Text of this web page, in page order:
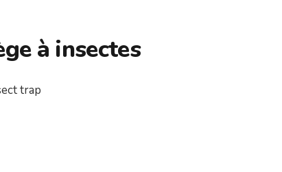
à insectes
trap